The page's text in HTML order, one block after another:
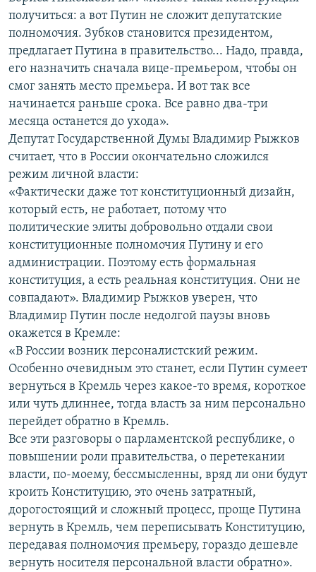
получиться: а вот Путин не сложит депутатские
полномочия. Зубков становится президентом,
предлагает Путина в правительство... Надо, правда,
его назначить сначала вице-премьером, чтобы он
смог занять место премьера. И вот так все
начинается раньше срока. Все равно два-три
месяца останется до ухода».
Депутат Государственной Думы Владимир Рыжков
считает, что в России окончательно сложился
режим личной власти:
«Фактически даже тот конституционный дизайн,
который есть, не работает, потому что
политические элиты добровольно отдали свои
конституционные полномочия Путину и его
администрации. Поэтому есть формальная
конституция, а есть реальная конституция. Они не
совпадают». Владимир Рыжков уверен, что
Владимир Путин после недолгой паузы вновь
окажется в Кремле:
«В России возник персоналистский режим.
Особенно очевидным это станет, если Путин сумеет
вернуться в Кремль через какое-то время, короткое
или чуть длиннее, тогда власть за ним персонально
перейдет обратно в Кремль.
Все эти разговоры о парламентской республике, о
повышении роли правительства, о перетекании
власти, по-моему, бессмысленны, вряд ли они будут
кроить Конституцию, это очень затратный,
дорогостоящий и сложный процесс, проще Путина
вернуть в Кремль, чем переписывать Конституцию,
передавая полномочия премьеру, гораздо дешевле
вернуть носителя персональной власти обратно».